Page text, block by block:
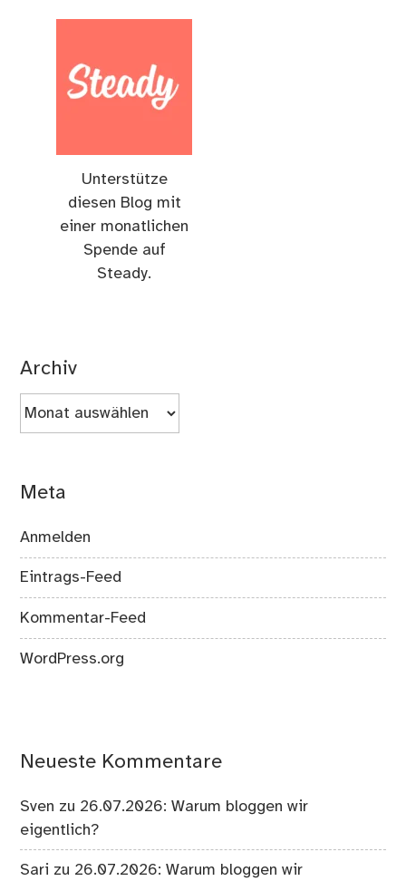
Unterstütze
diesen Blog mit
einer monatlichen
Spende auf
Steady.
Archiv
Archiv
Meta
Anmelden
Eintrags-Feed
Kommentar-Feed
WordPress.org
Neueste Kommentare
Sven zu 26.07.2026: Warum bloggen wir
eigentlich?
Sari zu 26.07.2026: Warum bloggen wir